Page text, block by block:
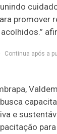
promover
Continua após a
e